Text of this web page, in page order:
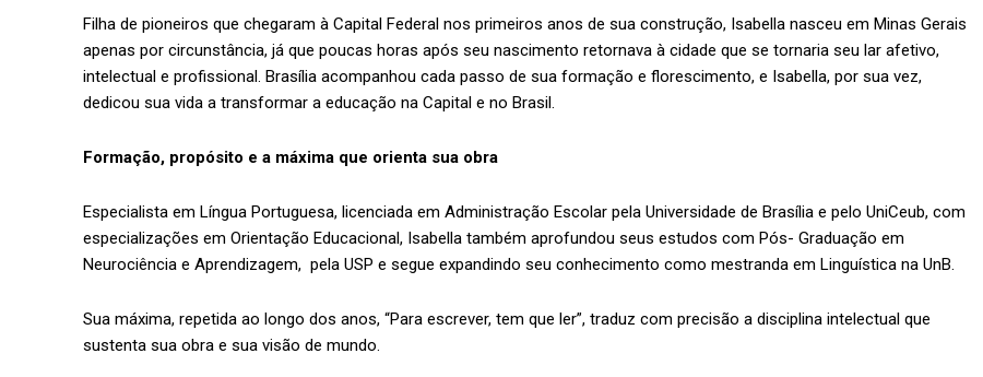
Filha de pioneiros que chegaram à Capital Federal nos primeiros anos de sua construção, Isabella nasceu em Minas Gerais
apenas por circunstância, já que poucas horas após seu nascimento retornava à cidade que se tornaria seu lar afetivo,
intelectual e profissional. Brasília acompanhou cada passo de sua formação e florescimento, e Isabella, por sua vez,
dedicou sua vida a transformar a educação na Capital e no Brasil.
Formação, propósito e a máxima que orienta sua obra
Especialista em Língua Portuguesa, licenciada em Administração Escolar pela Universidade de Brasília e pelo UniCeub, com
especializações em Orientação Educacional, Isabella também aprofundou seus estudos com Pós- Graduação em
Neurociência e Aprendizagem, pela USP e segue expandindo seu conhecimento como mestranda em Linguística na UnB.
Sua máxima, repetida ao longo dos anos, “Para escrever, tem que ler”, traduz com precisão a disciplina intelectual que
sustenta sua obra e sua visão de mundo.